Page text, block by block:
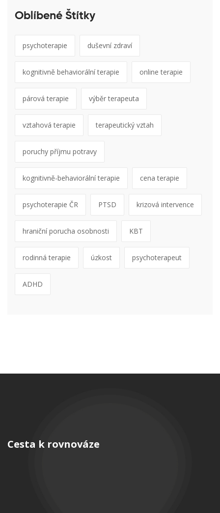
Oblíbené Štítky
psychoterapie duševní zdraví
kognitivně behaviorální terapie online terapie
párová terapie výběr terapeuta
vztahová terapie terapeutický vztah
poruchy příjmu potravy
kognitivně-behaviorální terapie cena terapie
psychoterapie ČR PTSD krizová intervence
hraniční porucha osobnosti KBT
rodinná terapie úzkost psychoterapeut
ADHD
Cesta k rovnováze